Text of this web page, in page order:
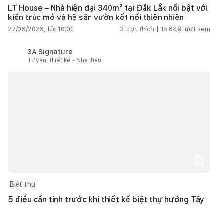
LT House – Nhà hiện đại 340m² tại Đắk Lắk nổi bật với
kiến trúc mở và hệ sân vườn kết nối thiên nhiên
27/06/2026, lúc 10:00 3 lượt thích | 15.849 lượt xem
3A Signature
Tư vấn, thiết kế - Nhà thầu
Biệt thự
5 điều cần tính trước khi thiết kế biệt thự hướng Tây